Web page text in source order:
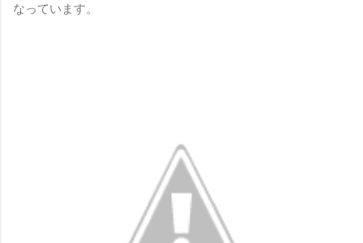
なっています。